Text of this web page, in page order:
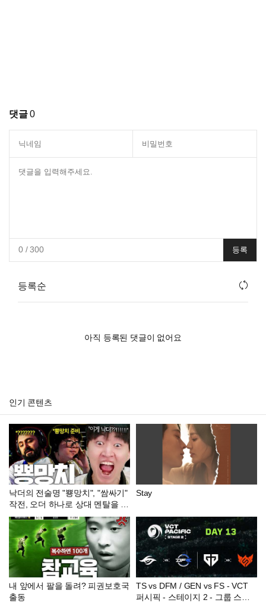
댓글0
0/ 300 등록
등록순
아직 등록된 댓글이 없어요
인기 콘텐츠
낙더의 전술명 "뿅망치", "쌈싸기"
작전, 오더 하나로 상대 멘탈을 부
숴버린 에피나 [GEN vs FS]
Stay
내 앞에서 팔을 돌려? 피권보호국
출동
TS vs DFM / GEN vs FS - VCT
퍼시픽 - 스테이지 2 - 그룹 스테